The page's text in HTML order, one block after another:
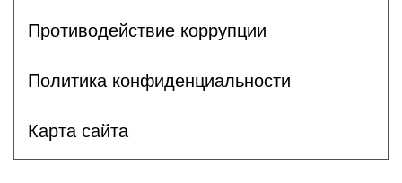
Противодействие коррупции
Политика конфиденциальности
Карта сайта